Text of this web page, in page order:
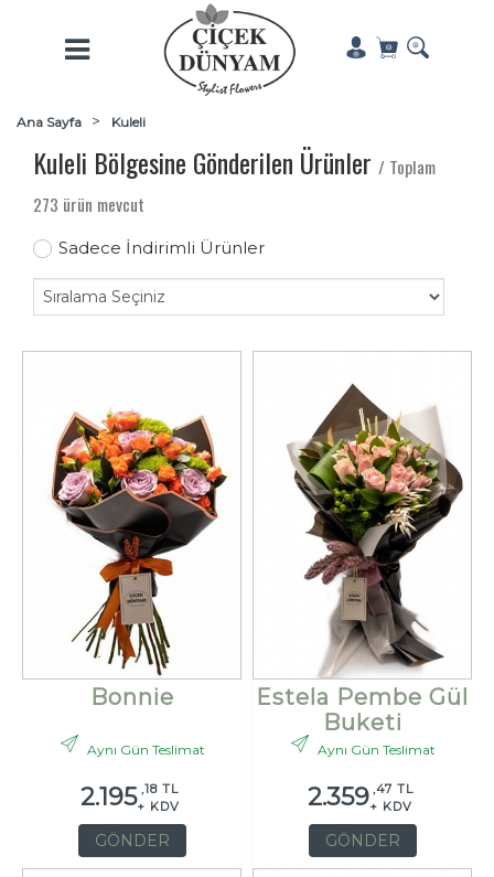
Ana Sayfa Kuleli
Kuleli Bölgesine Gönderilen Ürünler / Toplam
273 ürün mevcut
Sadece İndirimli Ürünler
Bonnie
Aynı Gün Teslimat
2.195 ,18 TL
+ KDV
GÖNDER
Estela Pembe Gül
Buketi
Aynı Gün Teslimat
2.359 ,47 TL
+ KDV
GÖNDER